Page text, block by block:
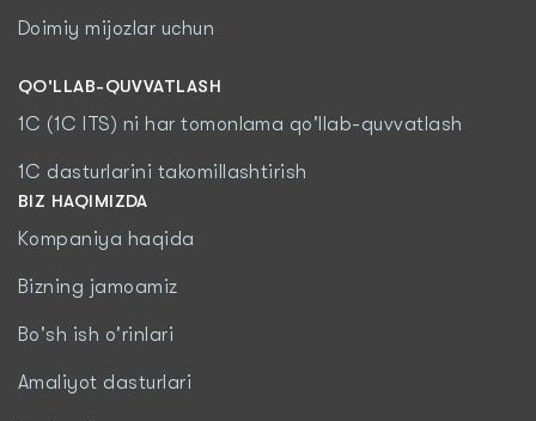
Doimiy mijozlar uchun
QO'LLAB-QUVVATLASH
1C (1C ITS) ni har tomonlama qo'llab-quvvatlash
1C dasturlarini takomillashtirish
BIZ HAQIMIZDA
Kompaniya haqida
Bizning jamoamiz
Bo'sh ish o'rinlari
Amaliyot dasturlari